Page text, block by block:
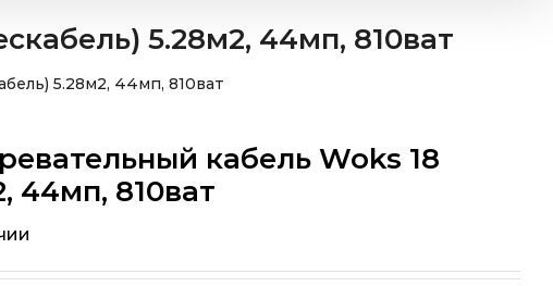
5.28м2, 44мп, 810ват
5.28м2, 44мп, 810ват
кабель Woks 18
44мп, 810ват